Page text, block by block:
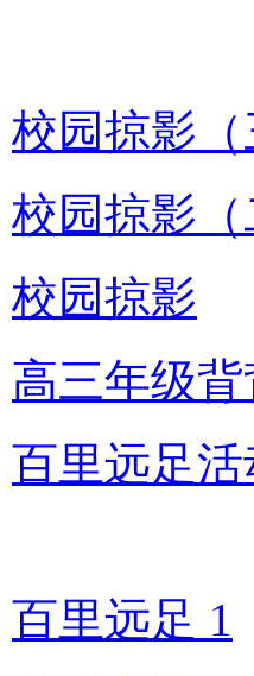
校园掠影
校园掠影
校园掠影
高三年级
百里远足活
百里远足 1